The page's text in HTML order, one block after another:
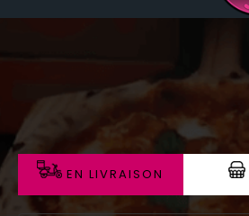
LA CARTE
VOTRE COMPTE
NOTRE RESTAURANT
EN LIVRAISON